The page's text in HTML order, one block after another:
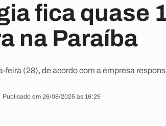
fica quase
na Paraíba
feira (28), de acordo com a empresa
Publicado em 26/08/2025 às 16:29